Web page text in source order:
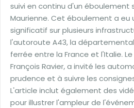
suivi en continu d'un éboulement
Maurienne. Cet éboulement a eu
significatif sur plusieurs
l'autoroute A43, la
ferrée entre la France et l'Italie.
François Ravier, a invité les
prudence et à suivre les
L'article inclut également des
pour illustrer l'ampleur de